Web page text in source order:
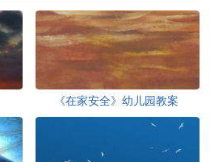
《在家安全》幼儿园教案